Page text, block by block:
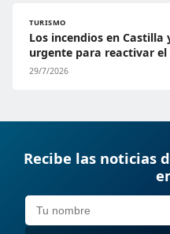
TURISMO
Los incendios en Castilla
urgente para reactivar
29/7/2026
Recibe las noticias